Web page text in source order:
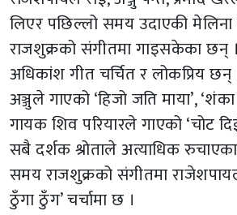
लिएर पछिल्लो समय उदाएकी
राजशुक्रको संगीतमा गाइसकेका छन्
अधिकांश गीत चर्चित र लोकप्रिय छन्
अञ्जुले गाएको ‘हिजो जति माया’,
गायक शिव परियारले गाएको ‘चोट
सबै दर्शक श्रोताले अत्याधिक
समय राजशुक्रको संगीतमा
ठुँगा ठुँग’ चर्चामा छ ।